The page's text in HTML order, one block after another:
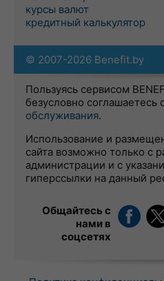
курсы валют
кредитный калькулятор
© 2007-2026 Benefit.by
Пользуясь сервисом
безусловно соглашаетесь
обслуживания.
Использование и
сайта возможно только с
администрации и с
гиперссылки на данный
Общайтесь с
нами в
соцсетях